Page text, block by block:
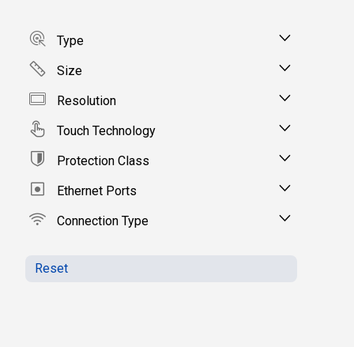
Type
Size
Resolution
Touch Technology
Protection Class
Ethernet Ports
Connection Type
Reset